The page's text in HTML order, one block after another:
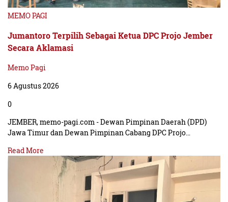
MEMO PAGI
Jumantoro Terpilih Sebagai Ketua DPC Projo Jember
Secara Aklamasi
Memo Pagi
6 Agustus 2026
0
JEMBER, memo-pagi.com - Dewan Pimpinan Daerah (DPD)
Jawa Timur dan Dewan Pimpinan Cabang DPC Projo…
Read More